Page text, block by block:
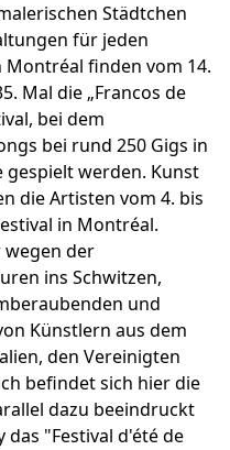
Städtchen
für jeden
Montréal finden vom 14.
Mal die „Francos de
bei dem
bei rund 250 Gigs in
werden. Kunst
die Artisten vom 4. bis
in Montréal.
der
ins Schwitzen,
und
Künstlern aus dem
den Vereinigten
befindet sich hier die
dazu beeindruckt
"Festival d'été de